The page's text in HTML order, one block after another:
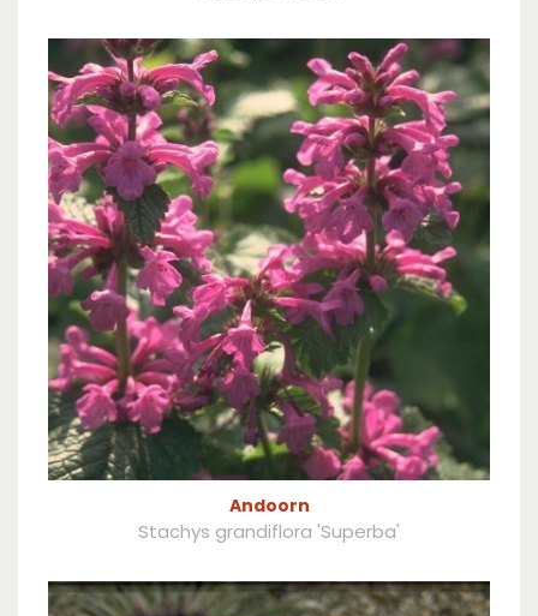
Andoorn
Stachys grandiflora 'Superba'